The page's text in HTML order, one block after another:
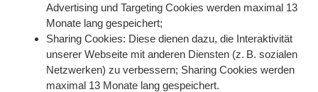
Advertising und Targeting Cookies werden maximal 13
Monate lang gespeichert;
Sharing Cookies: Diese dienen dazu, die Interaktivität
unserer Webseite mit anderen Diensten (z. B. sozialen
Netzwerken) zu verbessern; Sharing Cookies werden
maximal 13 Monate lang gespeichert.